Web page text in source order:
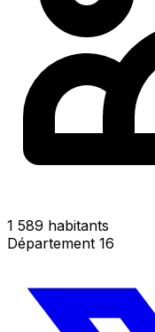
1 589 habitants
Département 16